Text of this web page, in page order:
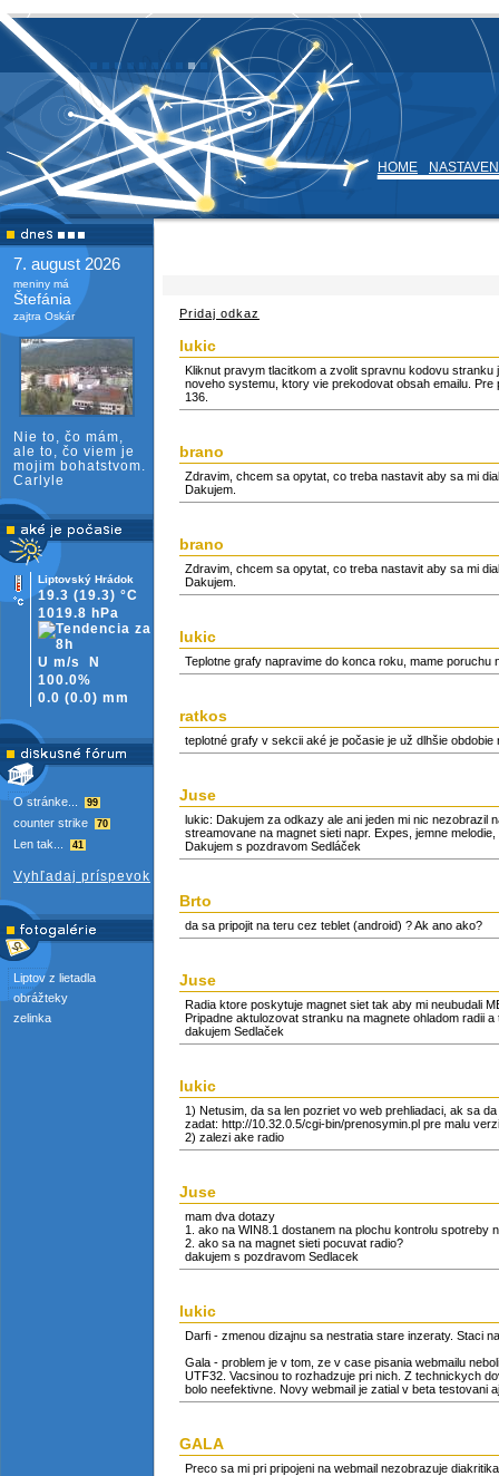
HOME
7. august 2026
meniny má
Štefánia
zajtra Oskár
Nie to, čo mám,
ale to, čo viem je
mojim bohatstvom.
Carlyle
Liptovský Hrádok
19.3 (19.3) °C
1019.8 hPa
U m/s
N
100.0%
0.0 (0.0) mm
O stránke... 99
counter strike 70
Len tak... 41
Vyhľadaj príspevok
Liptov z lietadla
obrážteky
zelinka
Pridaj odkaz
lukic
Kliknut pravym tlacitkom a zvolit spravnu kodovu
noveho systemu, ktory vie prekodovat obsah emailu.
136.
brano
Zdravim, chcem sa opytat, co treba nastavit aby sa mi
Dakujem.
brano
Zdravim, chcem sa opytat, co treba nastavit aby sa mi
Dakujem.
lukic
Teplotne grafy napravime do konca roku, mame poruchu
ratkos
teplotné grafy v sekcii aké je počasie je už dlhšie
Juse
lukic: Dakujem za odkazy ale ani jeden mi nic nezobrazil
streamovane na magnet sieti napr. Expes, jemne
Dakujem s pozdravom Sedláček
Brto
da sa pripojit na teru cez teblet (android) ? Ak ano ako?
Juse
Radia ktore poskytuje magnet siet tak aby mi neubudali
Pripadne aktulozovat stranku na magnete ohladom radii
dakujem Sedlaček
lukic
1) Netusim, da sa len pozriet vo web prehliadaci, ak sa
zadat: http://10.32.0.5/cgi-bin/prenosymin.pl pre malu
2) zalezi ake radio
Juse
mam dva dotazy
1. ako na WIN8.1 dostanem na plochu kontrolu spotreby
2. ako sa na magnet sieti pocuvat radio?
dakujem s pozdravom Sedlacek
lukic
Darfi - zmenou dizajnu sa nestratia stare inzeraty. Staci
Gala - problem je v tom, ze v case pisania webmailu
UTF32. Vacsinou to rozhadzuje pri nich. Z technickych
bolo neefektivne. Novy webmail je zatial v beta testovani
GALA
Preco sa mi pri pripojeni na webmail nezobrazuje